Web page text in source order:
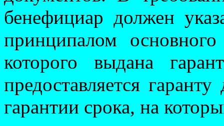
бенефициар должен
принципалом основного
которого выдана
предоставляется
гарантии срока, на